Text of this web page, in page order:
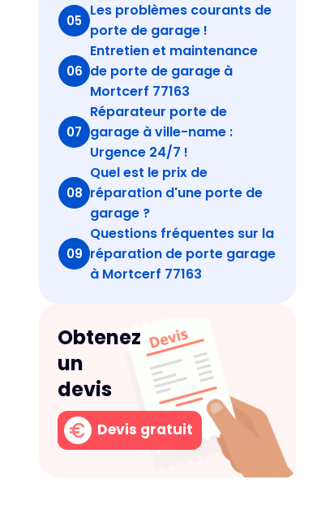
05
Les problèmes courants de
porte de garage !
06
Entretien et maintenance
de porte de garage à
Mortcerf 77163
07
Réparateur porte de
garage à ville-name :
Urgence 24/7 !
08
Quel est le prix de
réparation d'une porte de
garage ?
09
Questions fréquentes sur la
réparation de porte garage
à Mortcerf 77163
Obtenez
un
devis
Devis gratuit